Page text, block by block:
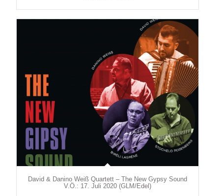
David & Danino Weiß Quartett – The New Gypsy Sound
V.Ö.: 17. Juli 2020 (GLM/Edel)